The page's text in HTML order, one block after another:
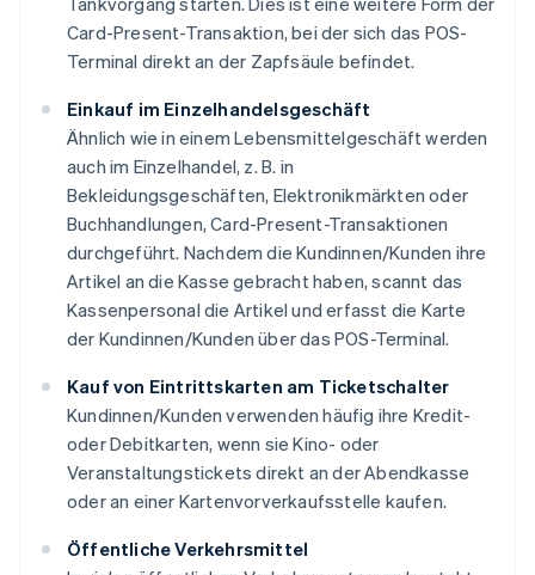
Card-Present-Transaktion, bei der sich das POS-
Terminal direkt an der Zapfsäule befindet.
Einkauf im Einzelhandelsgeschäft
Ähnlich wie in einem Lebensmittelgeschäft werden
auch im Einzelhandel, z. B. in
Bekleidungsgeschäften, Elektronikmärkten oder
Buchhandlungen, Card-Present-Transaktionen
durchgeführt. Nachdem die Kundinnen/Kunden ihre
Artikel an die Kasse gebracht haben, scannt das
Kassenpersonal die Artikel und erfasst die Karte
der Kundinnen/Kunden über das POS-Terminal.
Kauf von Eintrittskarten am Ticketschalter
Kundinnen/Kunden verwenden häufig ihre Kredit-
oder Debitkarten, wenn sie Kino- oder
Veranstaltungstickets direkt an der Abendkasse
oder an einer Kartenvorverkaufsstelle kaufen.
Öffentliche Verkehrsmittel